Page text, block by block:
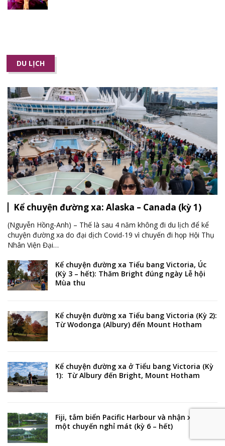
DU LỊCH
Kể chuyện đường xa: Alaska – Canada (kỳ 1)
(Nguyễn Hồng-Anh) – Thế là sau 4 năm không đi du lịch để kể
chuyện đường xa do đại dịch Covid-19 vì chuyến đi họp Hội Thụ
Nhân Viện Đại…
Kể chuyện đường xa Tiểu bang Victoria, Úc
(Kỳ 3 – hết): Thăm Bright đúng ngày Lễ hội
Mùa thu
Kể chuyện đường xa Tiểu bang Victoria (Kỳ 2):
Từ Wodonga (Albury) đến Mount Hotham
Kể chuyện đường xa ở Tiểu bang Victoria (Kỳ
1): Từ Albury đến Bright, Mount Hotham
Fiji, tắm biển Pacific Harbour và nhận xét sau
một chuyến nghỉ mát (kỳ 6 – hết)